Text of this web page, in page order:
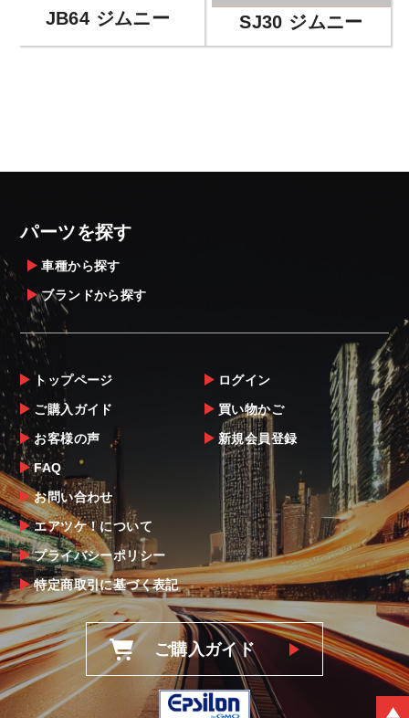
JB64 ジムニー SJ30 ジムニー
パーツを探す
車種から探す
ブランドから探す
トップページ
ご購入ガイド
お客様の声
FAQ
お問い合わせ
エアツケ！について
プライバシーポリシー
特定商取引に基づく表記
ログイン
買い物かご
新規会員登録
ご購入ガイド